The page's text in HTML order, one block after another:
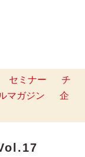
セミナー
チ
マガジン
企